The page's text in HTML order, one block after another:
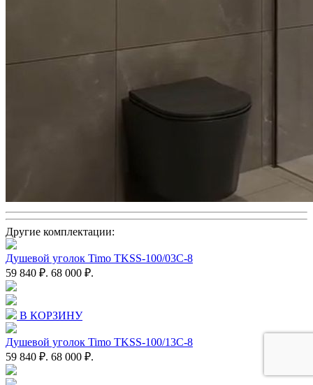
Другие комплектации:
Душевой уголок Timo TKSS-100/03C-8
59 840 ₽. 68 000 ₽.
В КОРЗИНУ
Душевой уголок Timo TKSS-100/13C-8
59 840 ₽. 68 000 ₽.